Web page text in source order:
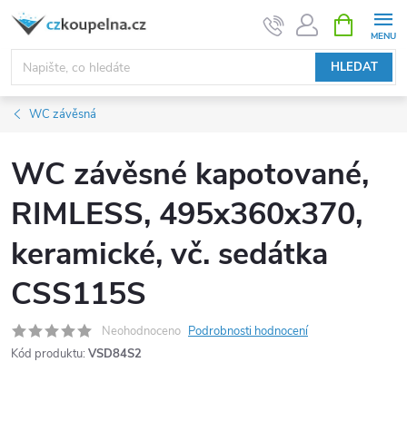
Přejít
obsah
HLEDAT
NÁKUPNÍ
KOŠÍK
WC závěsná
WC závěsné kapotované,
RIMLESS, 495x360x370,
keramické, vč. sedátka
CSS115S
Neohodnoceno Podrobnosti hodnocení
Kód produktu: VSD84S2